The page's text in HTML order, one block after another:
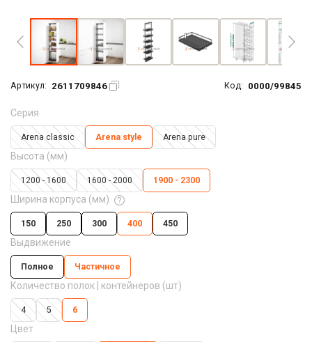
Артикул: 2611709846 Код: 0000/99845
Серия
Arena classic Arena style Arena pure
Высота (мм)
1200 - 1600 1600 - 2000 1900 - 2300
Ширина корпуса (мм)
150 250 300 400 450
Выдвижение
Полное Частичное
Количество полок | контейнеров (шт)
4 5 6
Цвет